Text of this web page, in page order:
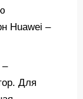
Huawei –
Для